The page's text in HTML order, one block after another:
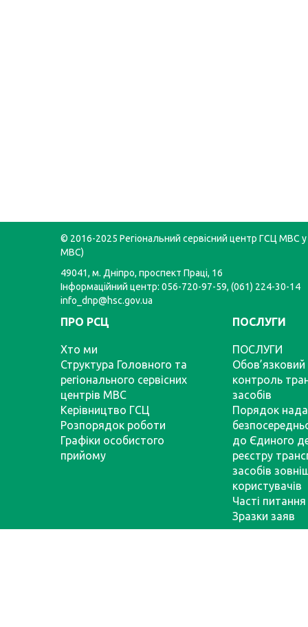
© 2016-2025 Регіональний сервісний центр ГСЦ МВС у
МВС)
49041, м. Дніпро, проспект Праці, 16
Інформаційний центр: 056-720-97-59, (061) 224-30-14
info_dnp@hsc.gov.ua
ПРО РСЦ
Хто ми
Структура Головного та
регіонального сервісних
центрів МВС
Керівництво ГСЦ
Розпорядок роботи
Графіки особистого
прийому
ПОСЛУГИ
ПОСЛУГИ
Обов’язковий
контроль
засобів
Порядок
до Єдиного
реєстру
засобів
користувачів
Часті питання
Зразки заяв